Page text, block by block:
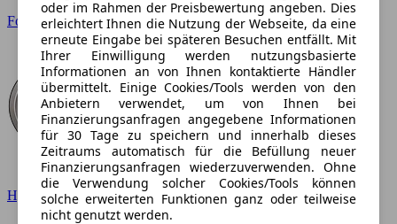
Ford
Hyundai
oder im Rahmen der Preisbewertung angeben. Dies
erleichtert Ihnen die Nutzung der Webseite, da eine
erneute Eingabe bei späteren Besuchen entfällt. Mit
Ihrer Einwilligung werden nutzungsbasierte
Informationen an von Ihnen kontaktierte Händler
übermittelt. Einige Cookies/Tools werden von den
Anbietern verwendet, um von Ihnen bei
Finanzierungsanfragen angegebene Informationen
für 30 Tage zu speichern und innerhalb dieses
Zeitraums automatisch für die Befüllung neuer
Finanzierungsanfragen wiederzuverwenden. Ohne
die Verwendung solcher Cookies/Tools können
solche erweiterten Funktionen ganz oder teilweise
nicht genutzt werden.